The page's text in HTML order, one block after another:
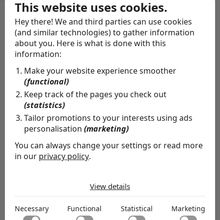
This website uses cookies.
Hey there! We and third parties can use cookies
(and similar technologies) to gather information
about you. Here is what is done with this
information:
Make your website experience smoother
(functional)
Keep track of the pages you check out
(statistics)
Tailor promotions to your interests using ads
personalisation(marketing)
You can always change your settings or read more
in our privacy policy.
enabling basic functions like page navigation and access
Functional
View details
Necessary Functional Statistical Marketing
naar elkaar geluisterd. Zo’n vertrouwenscultuur is
cruciaal. Je moet je veilig voelen om je open te kunnen
stellen en eerlijke feedback te kunnen geven en
ontvangen. Als aan die voorwaarden wordt voldaan, kun
je ook echt groeien als mens.’
Behalve over de inhoud is Vinke ook enthousiast over
het netwerk van de NCD en NCD Academy. ‘Het mooie
van Governance Essentials is dat het niet blijft bij een
programma, maar dat je ook na afloop verbonden blijft
met een waardevol netwerk. Bovendien maak je
mensen die zo’n rol ambiëren. Daardoor blijft de materie
leven, en het is ook nog eens goed voor je contacten.’